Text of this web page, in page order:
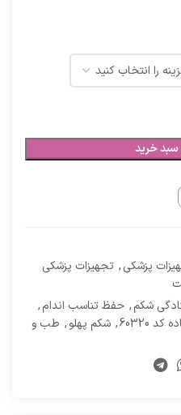
سبد خرید
پزشکی, تجهیزات پزشکی
شکم, حفظ تناسب اندام,
60320
, شکم پهلو, طب و